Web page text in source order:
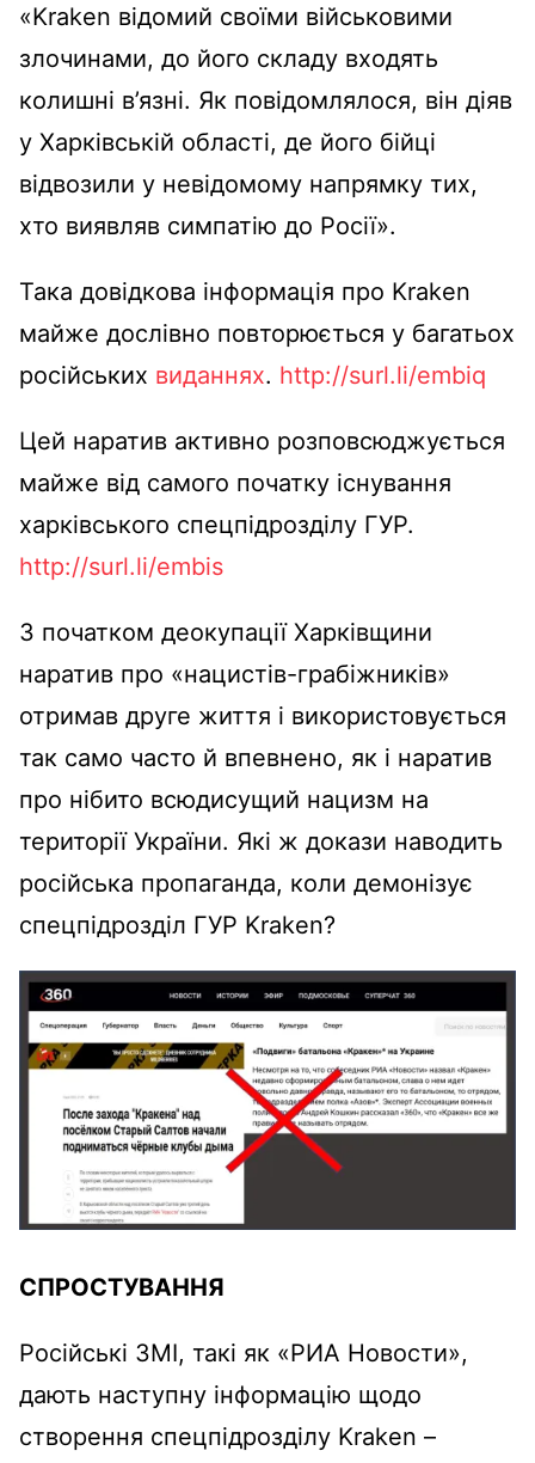
«Kraken відомий своїми військовими
злочинами, до його складу входять
колишні в’язні. Як повідомлялося, він діяв
у Харківській області, де його бійці
відвозили у невідомому напрямку тих,
хто виявляв симпатію до Росії».
Така довідкова інформація про Kraken
майже дослівно повторюється у багатьох
російських виданнях. http://surl.li/embiq
Цей наратив активно розповсюджується
майже від самого початку існування
харківського спецпідрозділу ГУР.
http://surl.li/embis
З початком деокупації Харківщини
наратив про «нацистів-грабіжників»
отримав друге життя і використовується
так само часто й впевнено, як і наратив
про нібито всюдисущий нацизм на
території України. Які ж докази наводить
російська пропаганда, коли демонізує
спецпідрозділ ГУР Kraken?
СПРОСТУВАННЯ
Російські ЗМІ, такі як «РИА Новости»,
дають наступну інформацію щодо
створення спецпідрозділу Kraken –